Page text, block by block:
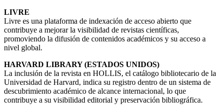
LIVRE
Livre es una plataforma de indexación de acceso abierto que
contribuye a mejorar la visibilidad de revistas científicas,
promoviendo la difusión de contenidos académicos y su acceso a
nivel global.
HARVARD LIBRARY (ESTADOS UNIDOS)
La inclusión de la revista en HOLLIS, el catálogo bibliotecario de la
Universidad de Harvard, indica su registro dentro de un sistema de
descubrimiento académico de alcance internacional, lo que
contribuye a su visibilidad editorial y preservación bibliográfica.